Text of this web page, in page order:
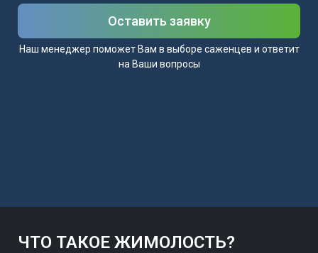
Оставить заявку
Наш менеджер поможет Вам в выборе саженцев и ответит
на Ваши вопросы
ЧТО ТАКОЕ ЖИМОЛОСТЬ?